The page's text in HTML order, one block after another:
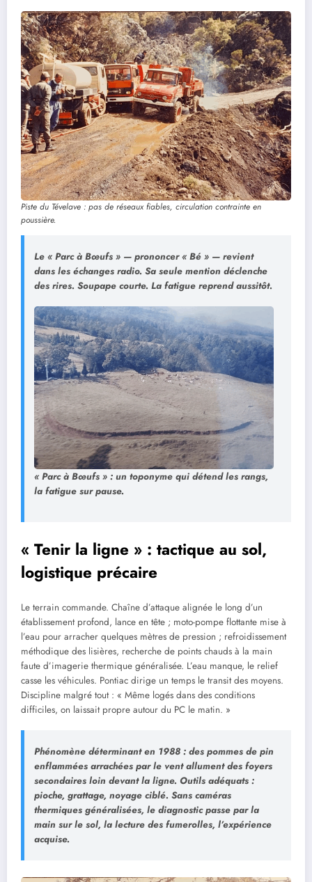
Piste du Tévelave : pas de réseaux fiables, circulation contrainte en
poussière.
Le « Parc à Bœufs » — prononcer « Bé » — revient
dans les échanges radio. Sa seule mention déclenche
des rires. Soupape courte. La fatigue reprend aussitôt.
« Parc à Bœufs » : un toponyme qui détend les rangs,
la fatigue sur pause.
« Tenir la ligne » : tactique au sol,
logistique précaire
Le terrain commande. Chaîne d’attaque alignée le long d’un
établissement profond, lance en tête ; moto-pompe flottante mise à
l’eau pour arracher quelques mètres de pression ; refroidissement
méthodique des lisières, recherche de points chauds à la main
faute d’imagerie thermique généralisée. L’eau manque, le relief
casse les véhicules. Pontiac dirige un temps le transit des moyens.
Discipline malgré tout : « Même logés dans des conditions
difficiles, on laissait propre autour du PC le matin. »
Phénomène déterminant en 1988 : des pommes de pin
enflammées arrachées par le vent allument des foyers
secondaires loin devant la ligne. Outils adéquats :
pioche, grattage, noyage ciblé. Sans caméras
thermiques généralisées, le diagnostic passe par la
main sur le sol, la lecture des fumerolles, l’expérience
acquise.